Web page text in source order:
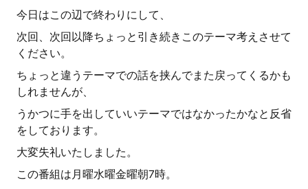
今日はこの辺で終わりにして、
次回、次回以降ちょっと引き続きこのテーマ考えさせて
ください。
ちょっと違うテーマでの話を挟んでまた戻ってくるかも
しれませんが、
うかつに手を出していいテーマではなかったかなと反省
をしております。
大変失礼いたしました。
この番組は月曜水曜金曜朝7時。